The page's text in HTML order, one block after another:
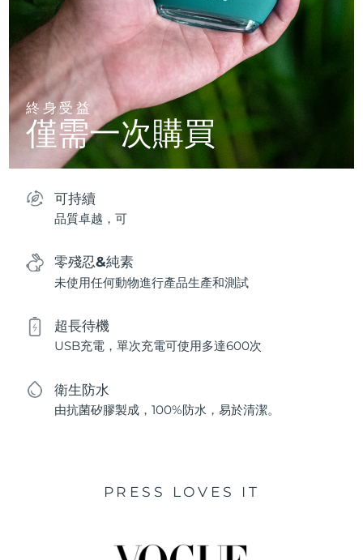
終身受益
僅需一次購買
可持續
品質卓越，可
零殘忍&純素
未使用任何動物進行產品生產和測試
超長待機
USB充電，單次充電可使用多達600次
衛生防水
由抗菌矽膠製成，100%防水，易於清潔。
PRESS LOVES IT